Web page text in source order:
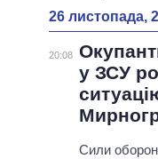
26 листопада,
20:08
у ЗСУ
Сили